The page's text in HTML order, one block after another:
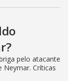
pelo atacante
Neymar. Críticas